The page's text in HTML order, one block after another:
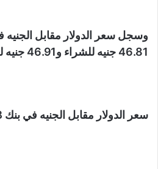
وسجل سعر الدولار مقابل الجنيه
46.81 جنيه للشراء و46.91 جنيه للبيع.
سعر الدولار مقابل الجنيه في بنك QNB